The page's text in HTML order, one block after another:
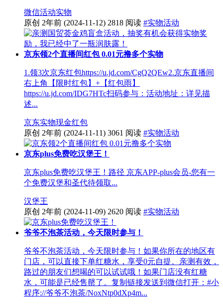
微信活动实物
原创 2年前 (2024-11-12) 2818 阅读 #实物活动
京东领2个直播间红包 0.01元撸多个实物
1.领3次京东红包https://u.jd.com/CgQ2QEw2.京东直播间
右上角【限时红包】+【红包雨】
https://u.jd.com/IDG7HTc扫码参与：活动地址：详见描
述...
京东实物现金红包
原创 2年前 (2024-11-11) 3061 阅读 #实物活动
京东plus免费吃汉堡王！
京东plus免费吃汉堡王！路径 京东APP-plus会员-您有一
个免费汉堡和圣代待领取...
汉堡王
原创 2年前 (2024-11-09) 2620 阅读 #实物活动
爷爷不泡茶活动，今天限时参与！
爷爷不泡茶活动，今天限时参与！如果你所在的地区有
门店，可以直接下单红糖水，享受0元自提。亲测有效，
路过的朋友们想喝的可以试试哦！如果门店没有红糖
水，可能是已经售罄了。复制链接发送到微信打开：#小
程序://爷爷不泡茶/NoxNtp0dXp4m...